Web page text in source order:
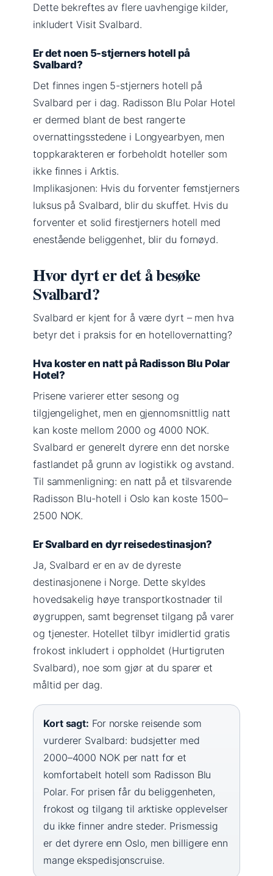
Dette bekreftes av flere uavhengige kilder,
inkludert Visit Svalbard.
Er det noen 5-stjerners hotell på
Svalbard?
Det finnes ingen 5-stjerners hotell på
Svalbard per i dag. Radisson Blu Polar Hotel
er dermed blant de best rangerte
overnattingsstedene i Longyearbyen, men
toppkarakteren er forbeholdt hoteller som
ikke finnes i Arktis.
Implikasjonen: Hvis du forventer femstjerners
luksus på Svalbard, blir du skuffet. Hvis du
forventer et solid firestjerners hotell med
enestående beliggenhet, blir du fornøyd.
Hvor dyrt er det å besøke
Svalbard?
Svalbard er kjent for å være dyrt – men hva
betyr det i praksis for en hotellovernatting?
Hva koster en natt på Radisson Blu Polar
Hotel?
Prisene varierer etter sesong og
tilgjengelighet, men en gjennomsnittlig natt
kan koste mellom 2000 og 4000 NOK.
Svalbard er generelt dyrere enn det norske
fastlandet på grunn av logistikk og avstand.
Til sammenligning: en natt på et tilsvarende
Radisson Blu-hotell i Oslo kan koste 1500–
2500 NOK.
Er Svalbard en dyr reisedestinasjon?
Ja, Svalbard er en av de dyreste
destinasjonene i Norge. Dette skyldes
hovedsakelig høye transportkostnader til
øygruppen, samt begrenset tilgang på varer
og tjenester. Hotellet tilbyr imidlertid gratis
frokost inkludert i oppholdet (Hurtigruten
Svalbard), noe som gjør at du sparer et
måltid per dag.
Kort sagt: For norske reisende som
vurderer Svalbard: budsjetter med
2000–4000 NOK per natt for et
komfortabelt hotell som Radisson Blu
Polar. For prisen får du beliggenheten,
frokost og tilgang til arktiske opplevelser
du ikke finner andre steder. Prismessig
er det dyrere enn Oslo, men billigere enn
mange ekspedisjonscruise.